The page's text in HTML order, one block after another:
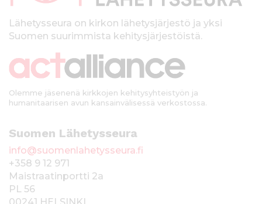
kLähetysseura on kirkon lähetysjärjestö ja yksi
Suomen suurimmista kehitysjärjestöistä.
Olemme jäsenenä kirkkojen kehitysyhteistyön ja
humanitaarisen avun kansainvälisessä verkostossa.
Suomen Lähetysseura
info@suomenlahetysseura.fi
+358 9 12 971
Maistraatinportti 2a
PL 56